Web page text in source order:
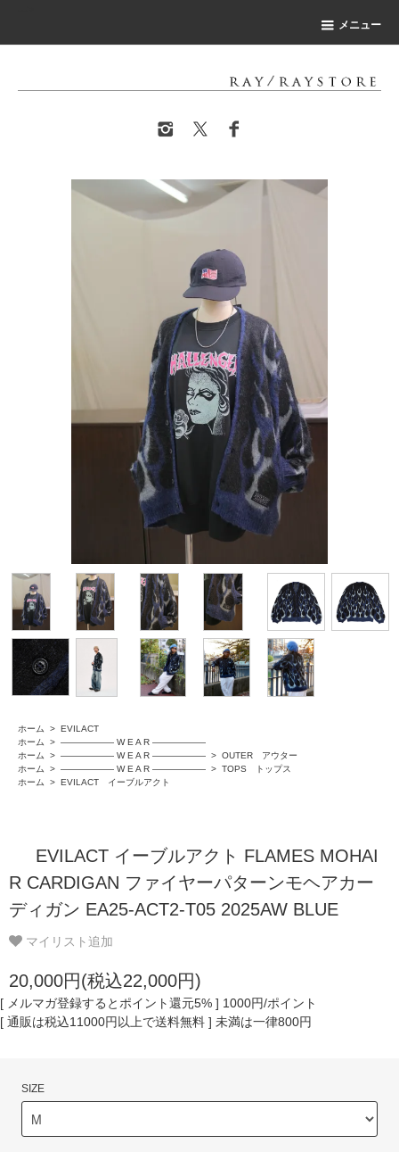
メニュー
ホーム > EVILACT
ホーム
> ―――――― W E A R ――――――
ホーム
> ―――――― W E A R ―――――― > OUTER アウター
ホーム
> ―――――― W E A R ―――――― > TOPS トップス
ホーム
> EVILACT イーブルアクト
EVILACT イーブルアクト FLAMES MOHAI
R CARDIGAN ファイヤーパターンモヘアカー
ディガン EA25-ACT2-T05 2025AW BLUE
マイリスト追加
20,000円(税込22,000円)
[ メルマガ登録するとポイント還元5% ] 1000円/ポイント
[ 通販は税込11000円以上で送料無料 ] 未満は一律800円
SIZE